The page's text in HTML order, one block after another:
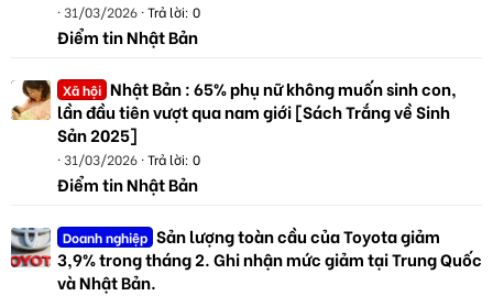
31/03/2026 Trả lời: 0
Điểm tin Nhật Bản
Xã hội Nhật Bản : 65% phụ nữ không muốn sinh con,
lần đầu tiên vượt qua nam giới [Sách Trắng về Sinh
Sản 2025]
31/03/2026 Trả lời: 0
Điểm tin Nhật Bản
Doanh nghiệp Sản lượng toàn cầu của Toyota giảm
3,9% trong tháng 2. Ghi nhận mức giảm tại Trung Quốc
và Nhật Bản.